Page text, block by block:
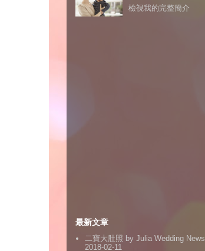
檢視我的完整簡介
最新文章
二寶大肚照 by Julia Wedding
2018-02-11